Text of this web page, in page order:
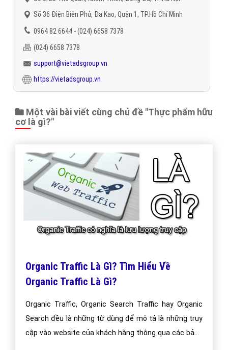
Số 36 Điện Biên Phủ, Đa Kao, Quận 1, TP.Hồ Chí Minh
0964 82 6644 - (024) 6658 7378
(024) 6658 7378
support@vietadsgroup.vn
https://vietadsgroup.vn
Một vài bài viết cùng chủ đề "Thực phẩm hữu
cơ là gì?"
Organic Traffic Là Gì? Tìm Hiểu Về
Organic Traffic Là Gì?
Organic Traffic, Organic Search Traffic hay Organic
Search đều là những từ dùng để mô tả là những truy
cập vào website của khách hàng thông qua các bảng